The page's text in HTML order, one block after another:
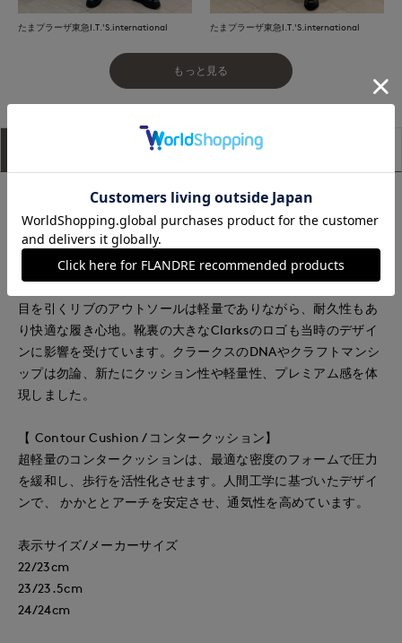
たまプラーザ東急I.T.'S.international たまプラーザ東急I.T.'S.international
もっと見る
サイズ詳細
90年代に誕生したBig Gripper (ビッググリッパー) の厚底ソー
ルがポイントの「Torhill」シリーズに、様々なコーディネート
に合わせやすいチェルシーブーツの「Torhill Maple」が仲間入
目を引くリブのアウトソールは軽量でありながら、耐久性もあ
り快適な履き心地。靴裏の大きなClarksのロゴも当時のデザイ
ンに影響を受けています。クラークスのDNAやクラフトマンシ
ップは勿論、新たにクッション性や軽量性、プレミアム感を体
現しました。
【 Contour Cushion / コンタークッション】
超軽量のコンタークッションは、最適な密度のフォームで圧力
を緩和し、歩行を活性化させます。人間工学に基づいたデザイ
ンで、 かかととアーチを安定させ、通気性を高めています。
表示サイズ/メーカーサイズ
22/23cm
23/23.5cm
24/24cm